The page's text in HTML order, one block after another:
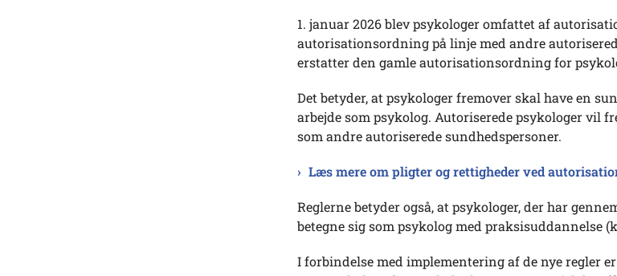
1. januar 2026 blev psykologer omfattet af
autorisationsordning på linje med andre
erstatter den gamle autorisationsordning for
Det betyder, at psykologer fremover skal have en
arbejde som psykolog. Autoriserede psykologer vil
som andre autoriserede sundhedspersoner.
Læs mere om pligter og rettigheder ved
Reglerne betyder også, at psykologer, der har
betegne sig som psykolog med praksisuddannelse
I forbindelse med implementering af de nye regler